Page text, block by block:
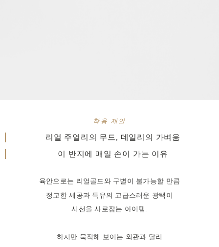
착용 제안
리얼 주얼리의 무드, 데일리의 가벼움
이 반지에 매일 손이 가는 이유
육안으로는 리얼골드와 구별이 불가능할 만큼
정교한 세공과 특유의 고급스러운 광택이
시선을 사로잡는 아이템.
하지만 묵직해 보이는 외관과 달리